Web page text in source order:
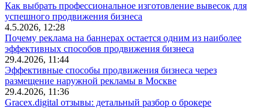
Как выбрать профессиональное изготовление вывесок для
успешного продвижения бизнеса
4.5.2026, 12:28
Почему реклама на баннерах остается одним из наиболее
эффективных способов продвижения бизнеса
29.4.2026, 11:44
Эффективные способы продвижения бизнеса через
размещение наружной рекламы в Москве
29.4.2026, 11:36
Gracex.digital отзывы: детальный разбор о брокере